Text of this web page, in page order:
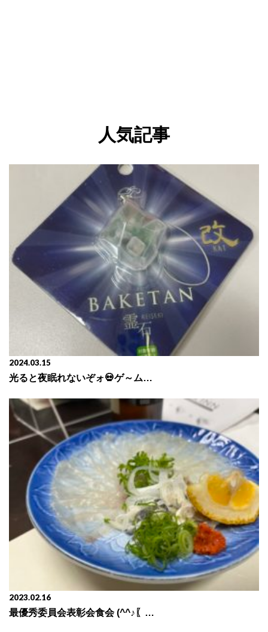
人気記事
2024.03.15
光ると夜眠れないぞォ💀ゲ～ム開催♪
2023.02.16
最優秀委員会表彰会食会 (^^♪〖後編〗